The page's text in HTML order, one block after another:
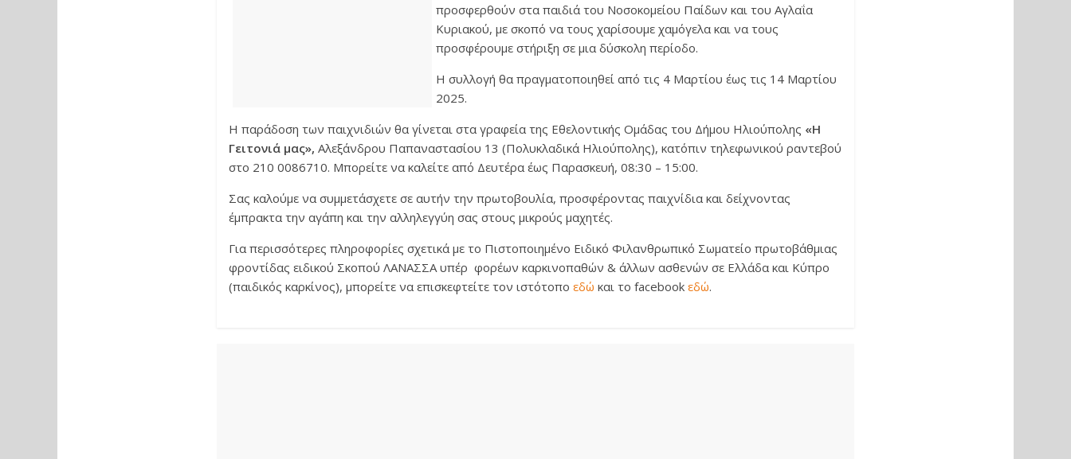
προσφερθούν στα παιδιά του Νοσοκομείου Παίδων και του Αγλαΐα
Κυριακού, με σκοπό να τους χαρίσουμε χαμόγελα και να τους
προσφέρουμε στήριξη σε μια δύσκολη περίοδο.
Η συλλογή θα πραγματοποιηθεί από τις 4 Μαρτίου έως τις 14 Μαρτίου
2025.
Η παράδοση των παιχνιδιών θα γίνεται στα γραφεία της Εθελοντικής Ομάδας του Δήμου Ηλιούπολης «Η
Γειτονιά μας», Αλεξάνδρου Παπαναστασίου 13 (Πολυκλαδικά Ηλιούπολης), κατόπιν τηλεφωνικού ραντεβού
στο 210 0086710. Μπορείτε να καλείτε από Δευτέρα έως Παρασκευή, 08:30 – 15:00.
Σας καλούμε να συμμετάσχετε σε αυτήν την πρωτοβουλία, προσφέροντας παιχνίδια και δείχνοντας
έμπρακτα την αγάπη και την αλληλεγγύη σας στους μικρούς μαχητές.
Για περισσότερες πληροφορίες σχετικά με το Πιστοποιημένο Ειδικό Φιλανθρωπικό Σωματείο πρωτοβάθμιας
φροντίδας ειδικού Σκοπού ΛΑΝΑΣΣΑ υπέρ φορέων καρκινοπαθών & άλλων ασθενών σε Ελλάδα και Κύπρο
(παιδικός καρκίνος), μπορείτε να επισκεφτείτε τον ιστότοπο εδώ και το facebook εδώ.